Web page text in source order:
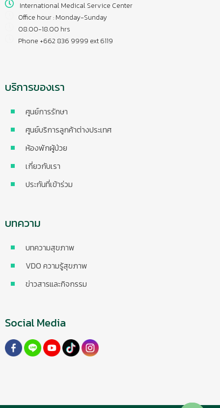
International Medical Service Center
Office hour : Monday-Sunday
08.00-18.00 hrs
Phone +662 836 9999 ext 6119
บริการของเรา
ศูนย์การรักษา
ศูนย์บริการลูกค้าต่างประเทศ
ห้องพักผู้ป่วย
เกี่ยวกับเรา
ประกันที่เข้าร่วม
บทความ
บทความสุขภาพ
VDO ความรู้สุขภาพ
ข่าวสารและกิจกรรม
Social Media